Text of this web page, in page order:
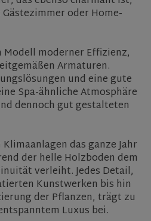
oder Home-
Modell moderner Effizienz,
Armaturen.
und eine gute
Spa-ähnliche Atmosphäre
dennoch gut gestalteten
das ganze Jahr
der helle Holzboden dem
verleiht. Jedes Detail,
Kunstwerken bis hin
der Pflanzen, trägt zu
Luxus bei.